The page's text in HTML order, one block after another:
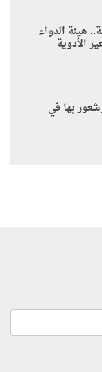
هيئة الدواء
الأدوية
بها في